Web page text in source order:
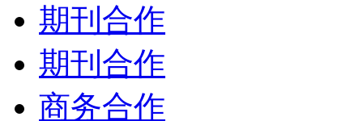
期刊合作
期刊合作
商务合作